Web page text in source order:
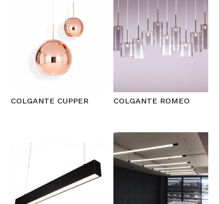
COLGANTE CUPPER COLGANTE ROMEO